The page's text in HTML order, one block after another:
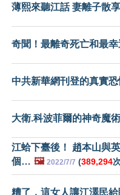
薄熙來聽江話 妻離子散
奇聞！最離奇死亡和最幸
中共新華網刊登的真實恐
大衛.科波菲爾的神奇魔
江蛤下臺後！ 趙本山與
個… 🖼️ 2022/7/7 (389,294
糟了，這女人讓江澤民給